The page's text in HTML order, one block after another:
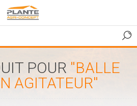
POUR BALLE
AGITATEUR